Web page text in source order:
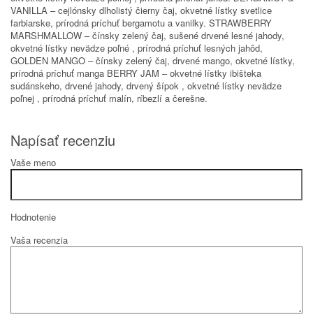
VANILLA – cejlónsky dlholistý čierny čaj, okvetné lístky svetlice
farbiarske, prírodná príchuť bergamotu a vanilky. STRAWBERRY
MARSHMALLOW – čínsky zelený čaj, sušené drvené lesné jahody,
okvetné lístky nevädze poľné , prírodná príchuť lesných jahôd,
GOLDEN MANGO – čínsky zelený čaj, drvené mango, okvetné lístky,
prírodná príchuť manga BERRY JAM – okvetné lístky ibišteka
sudánskeho, drvené jahody, drvený šípok , okvetné lístky nevädze
poľnej , prírodná príchuť malín, ríbezlí a čerešne.
Napísať recenziu
Vaše meno
Hodnotenie
Vaša recenzia